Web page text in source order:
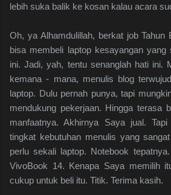
lebih suka balik ke kosan kalau acara
Oh, ya Alhamdulillah, berkat job Tahun
bisa membeli laptop kesayangan yang
ini. Jadi, yah, tentu senanglah hati ini.
kemana - mana, menulis blog
laptop. Dulu pernah punya, tapi
mendukung pekerjaan. Hingga terasa
manfaatnya. Akhirnya Saya jual.
tingkat kebutuhan menulis yang
perlu sekali laptop. Notebook
VivoBook 14. Kenapa Saya memilih
cukup untuk beli itu. Titik. Terima kasih.